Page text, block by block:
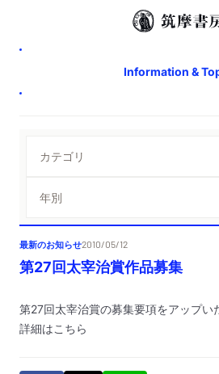
Information &
最新のお知らせ2010/05/12
第27回太宰治賞作品募集
第27回太宰治賞の募集要項をアップい
詳細はこちら